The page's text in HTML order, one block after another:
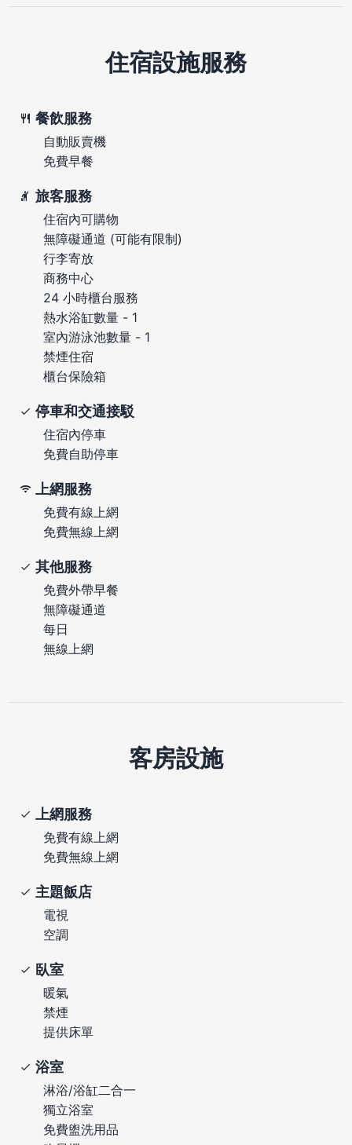
住宿設施服務
餐飲服務
自動販賣機
免費早餐
旅客服務
住宿內可購物
無障礙通道 (可能有限制)
行李寄放
商務中心
24 小時櫃台服務
熱水浴缸數量 - 1
室內游泳池數量 - 1
禁煙住宿
櫃台保險箱
停車和交通接駁
住宿內停車
免費自助停車
上網服務
免費有線上網
免費無線上網
其他服務
免費外帶早餐
無障礙通道
每日
無線上網
客房設施
上網服務
免費有線上網
免費無線上網
主題飯店
電視
空調
臥室
暖氣
禁煙
提供床單
浴室
淋浴/浴缸二合一
獨立浴室
免費盥洗用品